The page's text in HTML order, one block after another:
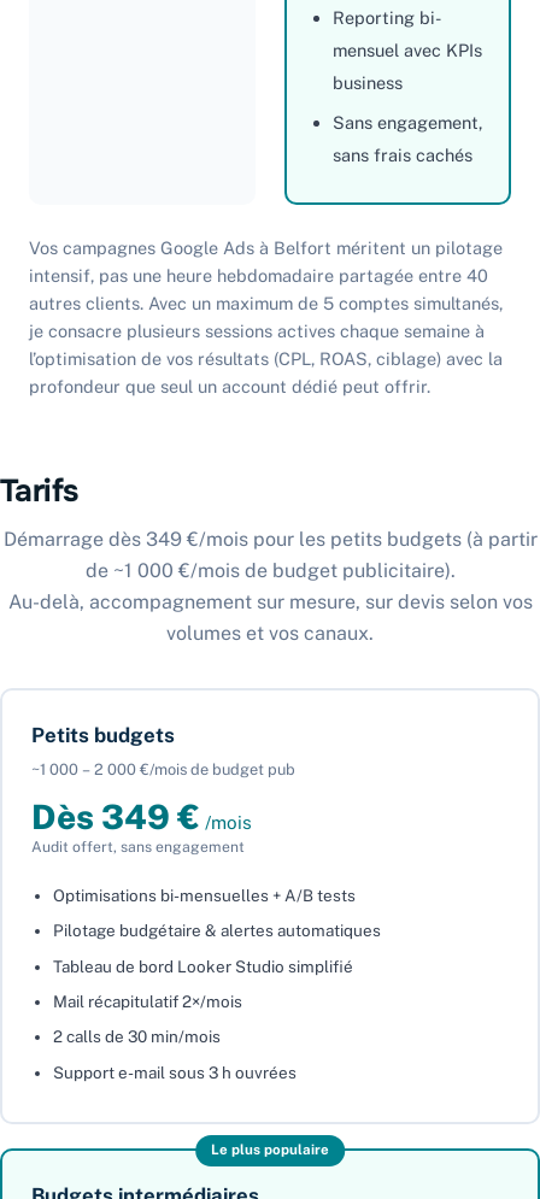
Reporting bi-
mensuel avec KPIs
business
Sans engagement,
sans frais cachés
Vos campagnes Google Ads à Belfort méritent un pilotage
intensif, pas une heure hebdomadaire partagée entre 40
autres clients. Avec un maximum de 5 comptes simultanés,
je consacre plusieurs sessions actives chaque semaine à
l’optimisation de vos résultats (CPL, ROAS, ciblage) avec la
profondeur que seul un account dédié peut offrir.
Tarifs
Démarrage dès 349 €/mois pour les petits budgets (à partir
de ~1 000 €/mois de budget publicitaire).
Au-delà, accompagnement sur mesure, sur devis selon vos
volumes et vos canaux.
Petits budgets
~1 000 – 2 000 €/mois de budget pub
Dès 349 € /mois
Audit offert, sans engagement
Optimisations bi-mensuelles + A/B tests
Pilotage budgétaire & alertes automatiques
Tableau de bord Looker Studio simplifié
Mail récapitulatif 2×/mois
2 calls de 30 min/mois
Support e-mail sous 3 h ouvrées
Le plus populaire